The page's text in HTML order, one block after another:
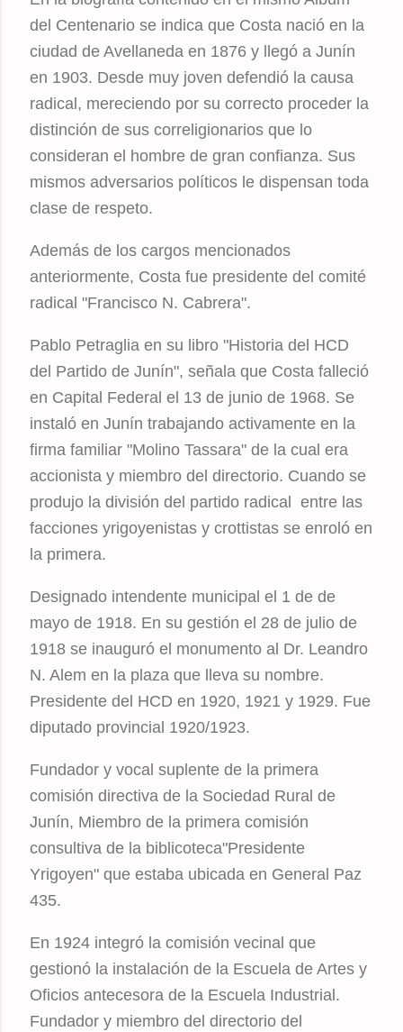
del Centenario se indica que Costa nació en la
ciudad de Avellaneda en 1876 y llegó a Junín
en 1903. Desde muy joven defendió la causa
radical, mereciendo por su correcto proceder la
distinción de sus correligionarios que lo
consideran el hombre de gran confianza. Sus
mismos adversarios políticos le dispensan toda
clase de respeto.
Además de los cargos mencionados
anteriormente, Costa fue presidente del comité
radical "Francisco N. Cabrera".
Pablo Petraglia en su libro "Historia del HCD
del Partido de Junín", señala que Costa falleció
en Capital Federal el 13 de junio de 1968. Se
instaló en Junín trabajando activamente en la
firma familiar "Molino Tassara" de la cual era
accionista y miembro del directorio. Cuando se
produjo la división del partido radical entre las
facciones yrigoyenistas y crottistas se enroló en
la primera.
Designado intendente municipal el 1 de de
mayo de 1918. En su gestión el 28 de julio de
1918 se inauguró el monumento al Dr. Leandro
N. Alem en la plaza que lleva su nombre.
Presidente del HCD en 1920, 1921 y 1929. Fue
diputado provincial 1920/1923.
Fundador y vocal suplente de la primera
comisión directiva de la Sociedad Rural de
Junín, Miembro de la primera comisión
consultiva de la biblicoteca"Presidente
Yrigoyen" que estaba ubicada en General Paz
435.
En 1924 integró la comisión vecinal que
gestionó la instalación de la Escuela de Artes y
Oficios antecesora de la Escuela Industrial.
Fundador y miembro del directorio del